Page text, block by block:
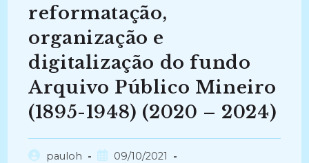
reformatação,
organização e
digitalização do fundo
Arquivo Público Mineiro
(1895-1948) (2020 – 2024)
Autorpauloh
Post09/10/2021